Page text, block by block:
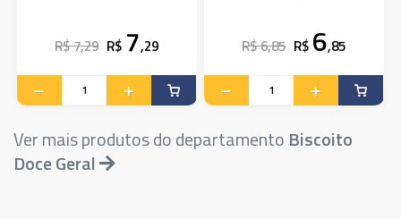
R$ 7,29 R$ 7,29 R$ 6,85 R$ 6,85
Ver mais produtos do departamento Biscoito
Doce Geral